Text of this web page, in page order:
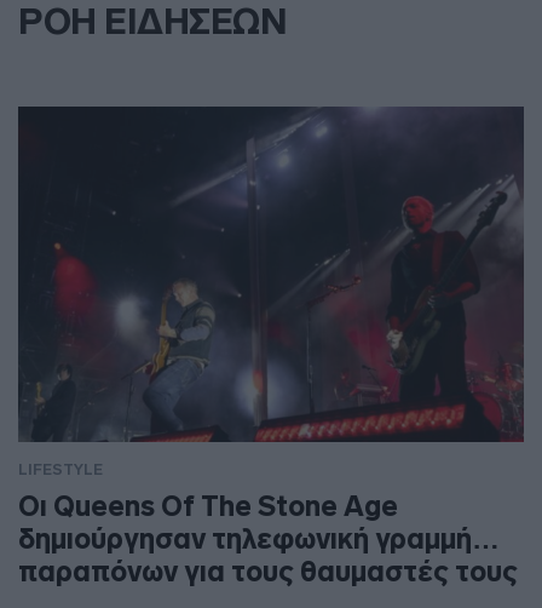
ΡΟΗ ΕΙΔΗΣΕΩΝ
LIFESTYLE
Οι Queens Of The Stone Age
δημιούργησαν τηλεφωνική γραμμή…
παραπόνων για τους θαυμαστές τους